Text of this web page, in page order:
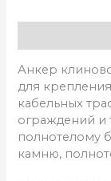
Анкер
для
кабельных
ограждений и
полнотелому
камню,